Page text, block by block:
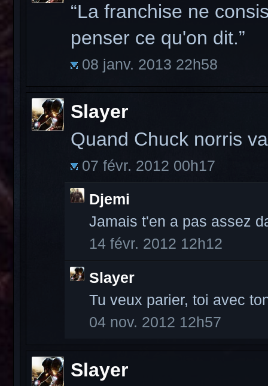
“La franchise ne
penser ce qu'on dit.”
08 janv. 2013 22h58
Slayer
Quand Chuck norris
07 févr. 2012 00h17
Djemi
Jamais t'en a pas assez
14 févr. 2012 12h12
Slayer
Tu veux parier, toi avec
04 nov. 2012 12h57
Slayer